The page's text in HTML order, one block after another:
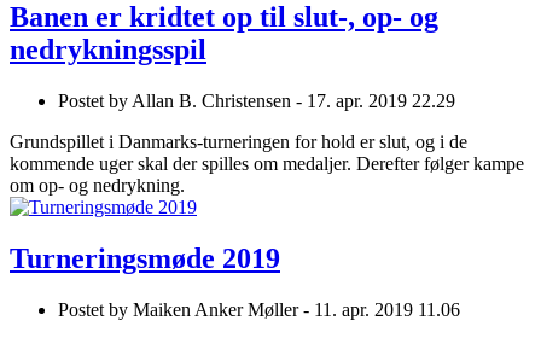
Banen er kridtet op til slut-, op- og
nedrykningsspil
Postet by Allan B. Christensen - 17. apr. 2019 22.29
Grundspillet i Danmarks-turneringen for hold er slut, og i de
kommende uger skal der spilles om medaljer. Derefter følger kampe
om op- og nedrykning.
Turneringsmøde 2019
Postet by Maiken Anker Møller - 11. apr. 2019 11.06